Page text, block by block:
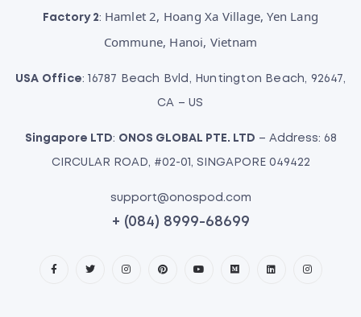
Factory 2: Hamlet 2, Hoang Xa Village, Yen Lang
Commune, Hanoi, Vietnam
USA Office: 16787 Beach Bvld, Huntington Beach, 92647,
CA – US
Singapore LTD: ONOS GLOBAL PTE. LTD – Address: 68
CIRCULAR ROAD, #02-01, SINGAPORE 049422
support@onospod.com
+ (084) 8999-68699